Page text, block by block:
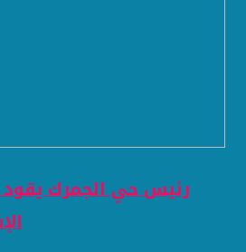
رئيس حي الجمرك يقود